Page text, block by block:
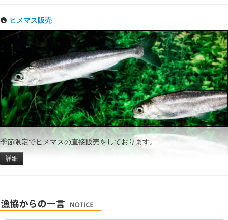
ヒメマス販売
季節限定でヒメマスの直接販売をしております。
詳細